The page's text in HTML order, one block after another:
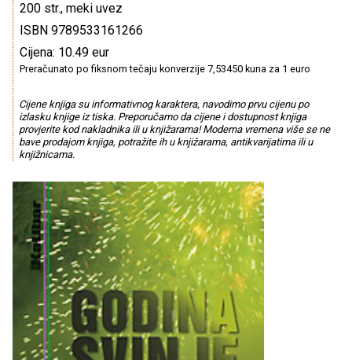
200 str., meki uvez
ISBN 9789533161266
Cijena: 10.49 eur
Preračunato po fiksnom tečaju konverzije 7,53450 kuna za 1 euro
Cijene knjiga su informativnog karaktera, navodimo prvu cijenu po
izlasku knjige iz tiska. Preporučamo da cijene i dostupnost knjiga
provjerite kod nakladnika ili u knjižarama! Moderna vremena više se ne
bave prodajom knjiga, potražite ih u knjižarama, antikvarijatima ili u
knjižnicama.